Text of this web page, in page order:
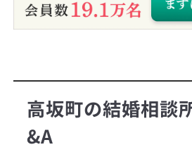
高坂町の結婚相談
&A